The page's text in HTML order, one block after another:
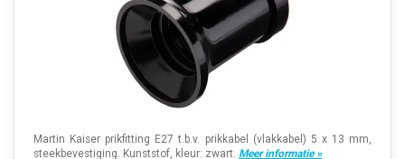
Martin Kaiser prikfitting E27 t.b.v. prikkabel (vlakkabel) 5 x 13 mm,
steekbevestiging. Kunststof, kleur: zwart. Meer informatie »